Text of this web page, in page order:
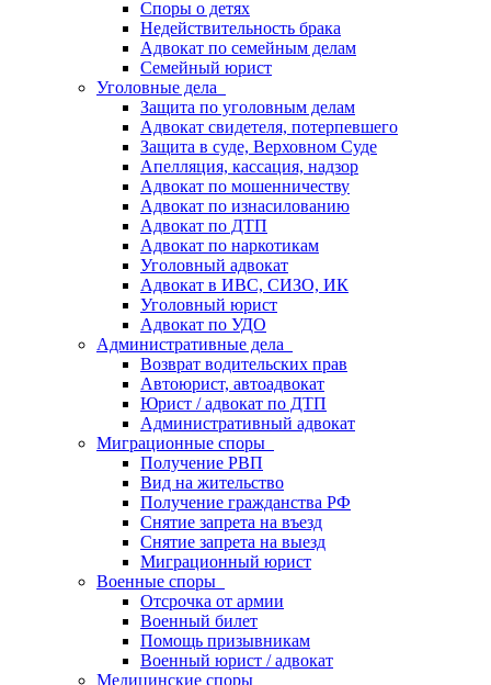
Споры о детях
Недействительность брака
Адвокат по семейным делам
Семейный юрист
Уголовные дела
Защита по уголовным делам
Адвокат свидетеля, потерпевшего
Защита в суде, Верховном Суде
Апелляция, кассация, надзор
Адвокат по мошенничеству
Адвокат по изнасилованию
Адвокат по ДТП
Адвокат по наркотикам
Уголовный адвокат
Адвокат в ИВС, СИЗО, ИК
Уголовный юрист
Адвокат по УДО
Административные дела
Возврат водительских прав
Автоюрист, автоадвокат
Юрист / адвокат по ДТП
Административный адвокат
Миграционные споры
Получение РВП
Вид на жительство
Получение гражданства РФ
Снятие запрета на въезд
Снятие запрета на выезд
Миграционный юрист
Военные споры
Отсрочка от армии
Военный билет
Помощь призывникам
Военный юрист / адвокат
Медицинские споры